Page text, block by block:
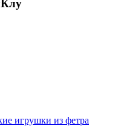
игрушки из фетра